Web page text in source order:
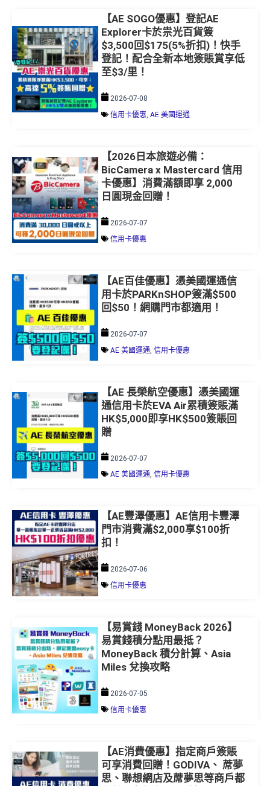
【AE SOGO優惠】登記AE
Explorer卡於祟光百貨簽
$3,500回$175(5%折扣)！快手
登記！配合全新本地簽賬賞享低
至$3/里！
2026-07-08
信用卡優惠, AE 美國運通
【2026日本旅遊必備：
BicCamera x Mastercard 信用
卡優惠】消費滿額即享 2,000
日圓現金回贈！
2026-07-07
信用卡優惠
【AE百佳優惠】憑美國運通信
用卡於PARKnSHOP簽滿$500
回$50！網購門市都適用！
2026-07-07
AE 美國運通 信用卡優惠
【AE 長榮航空優惠】憑美國運
通信用卡於EVA Air累積簽賬滿
HK$5,000即享HK$500簽賬回
贈
2026-07-07
AE 美國運通, 信用卡優惠
【AE豐澤優惠】AE信用卡豐澤
門市消費滿$2,000享$100折
扣！
2026-07-06
信用卡優惠
【易賞錢 MoneyBack 2026】
易賞錢積分點用最抵？
MoneyBack 積分計算、Asia
Miles 兌換攻略
2026-07-05
信用卡優惠
【AE消費優惠】指定商戶簽賬
可享消費回贈！GODIVA、 蓆夢
思、聯想網店及蓆夢思等商戶都